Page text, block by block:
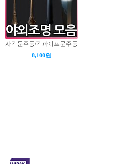
사각문주등/각파이프문주등
8,100원